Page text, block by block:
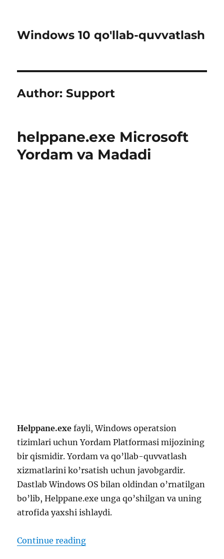
Windows 10 qo'llab-quvvatlash
Author:Support
helppane.exe Microsoft
Yordam va Madadi
Helppane.exefayli, Windows operatsion
tizimlari uchun Yordam Platformasi mijozining
bir qismidir. Yordam va qo’llab-quvvatlash
xizmatlarini ko’rsatish uchun javobgardir.
Dastlab Windows OS bilan oldindan o’rnatilgan
bo’lib, Helppane.exe unga qo’shilgan va uning
atrofida yaxshi ishlaydi.
Continue reading“helppane.exe Microsoft Yordam